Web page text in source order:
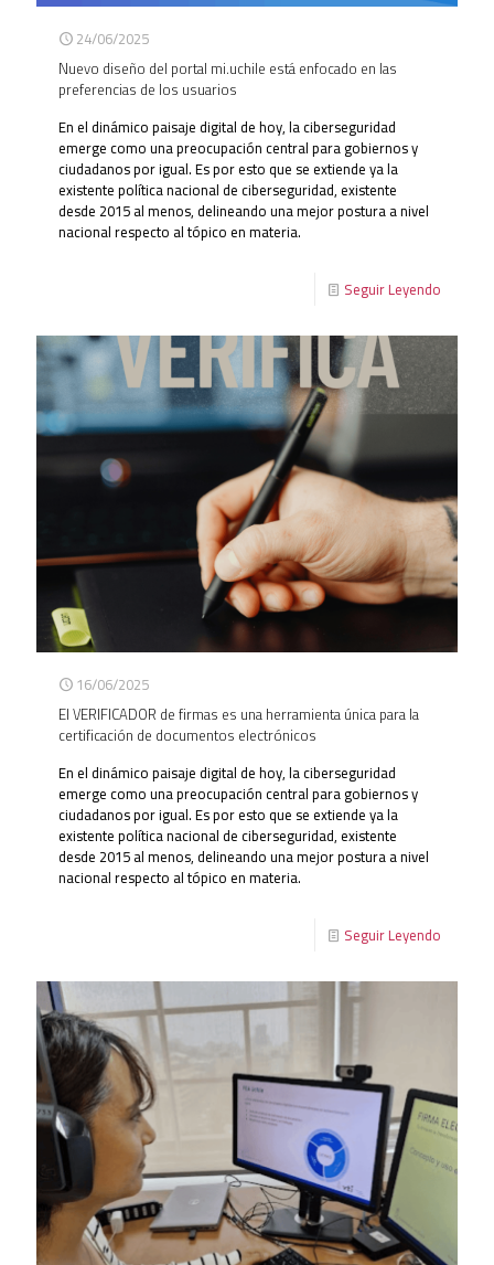
24/06/2025
Nuevo diseño del portal mi.uchile está enfocado en las
preferencias de los usuarios
En el dinámico paisaje digital de hoy, la ciberseguridad
emerge como una preocupación central para gobiernos y
ciudadanos por igual. Es por esto que se extiende ya la
existente política nacional de ciberseguridad, existente
desde 2015 al menos, delineando una mejor postura a nivel
nacional respecto al tópico en materia.
Seguir Leyendo
16/06/2025
El VERIFICADOR de firmas es una herramienta única para la
certificación de documentos electrónicos
En el dinámico paisaje digital de hoy, la ciberseguridad
emerge como una preocupación central para gobiernos y
ciudadanos por igual. Es por esto que se extiende ya la
existente política nacional de ciberseguridad, existente
desde 2015 al menos, delineando una mejor postura a nivel
nacional respecto al tópico en materia.
Seguir Leyendo